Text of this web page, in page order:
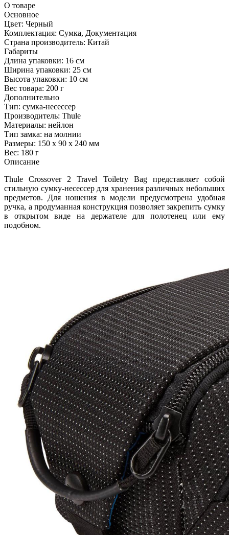
О товаре
Основное
Цвет: Черный
Комплектация: Сумка, Документация
Страна производитель: Китай
Габариты
Длина упаковки: 16 см
Ширина упаковки: 25 см
Высота упаковки: 10 см
Вес товара: 200 г
Дополнительно
Тип: сумка-несессер
Производитель: Thule
Материалы: нейлон
Тип замка: на молнии
Размеры: 150 х 90 х 240 мм
Вес: 180 г
Описание
Thule Crossover 2 Travel Toiletry Bag представляет собой
стильную сумку-несессер для хранения различных небольших
предметов. Для ношения в модели предусмотрена удобная
ручка, а продуманная конструкция позволяет закрепить сумку
в открытом виде на держателе для полотенец или ему
подобном.